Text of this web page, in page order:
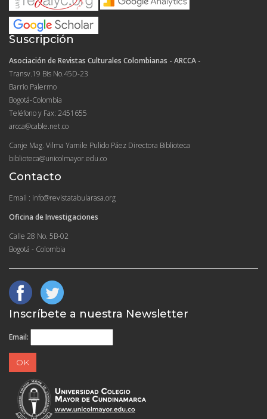
Suscripción
Asociación de Revistas Culturales Colombianas - ARCCA -
Transv.19 Bis No.45D-23
Barrio Palermo
Bogotá-Colombia
Teléfono y Fax: 2451655
arcca@cable.net.co
Canje Mag. Vilma Yamile Pulido Páez Directora Biblioteca
biblioteca@unicolmayor.edu.co
Contacto
Email : info@revistatabularasa.org
Oficina de Investigaciones
Calle 28 No. 5B-02
Bogotá - Colombia
Inscríbete a nuestra Newsletter
Email: